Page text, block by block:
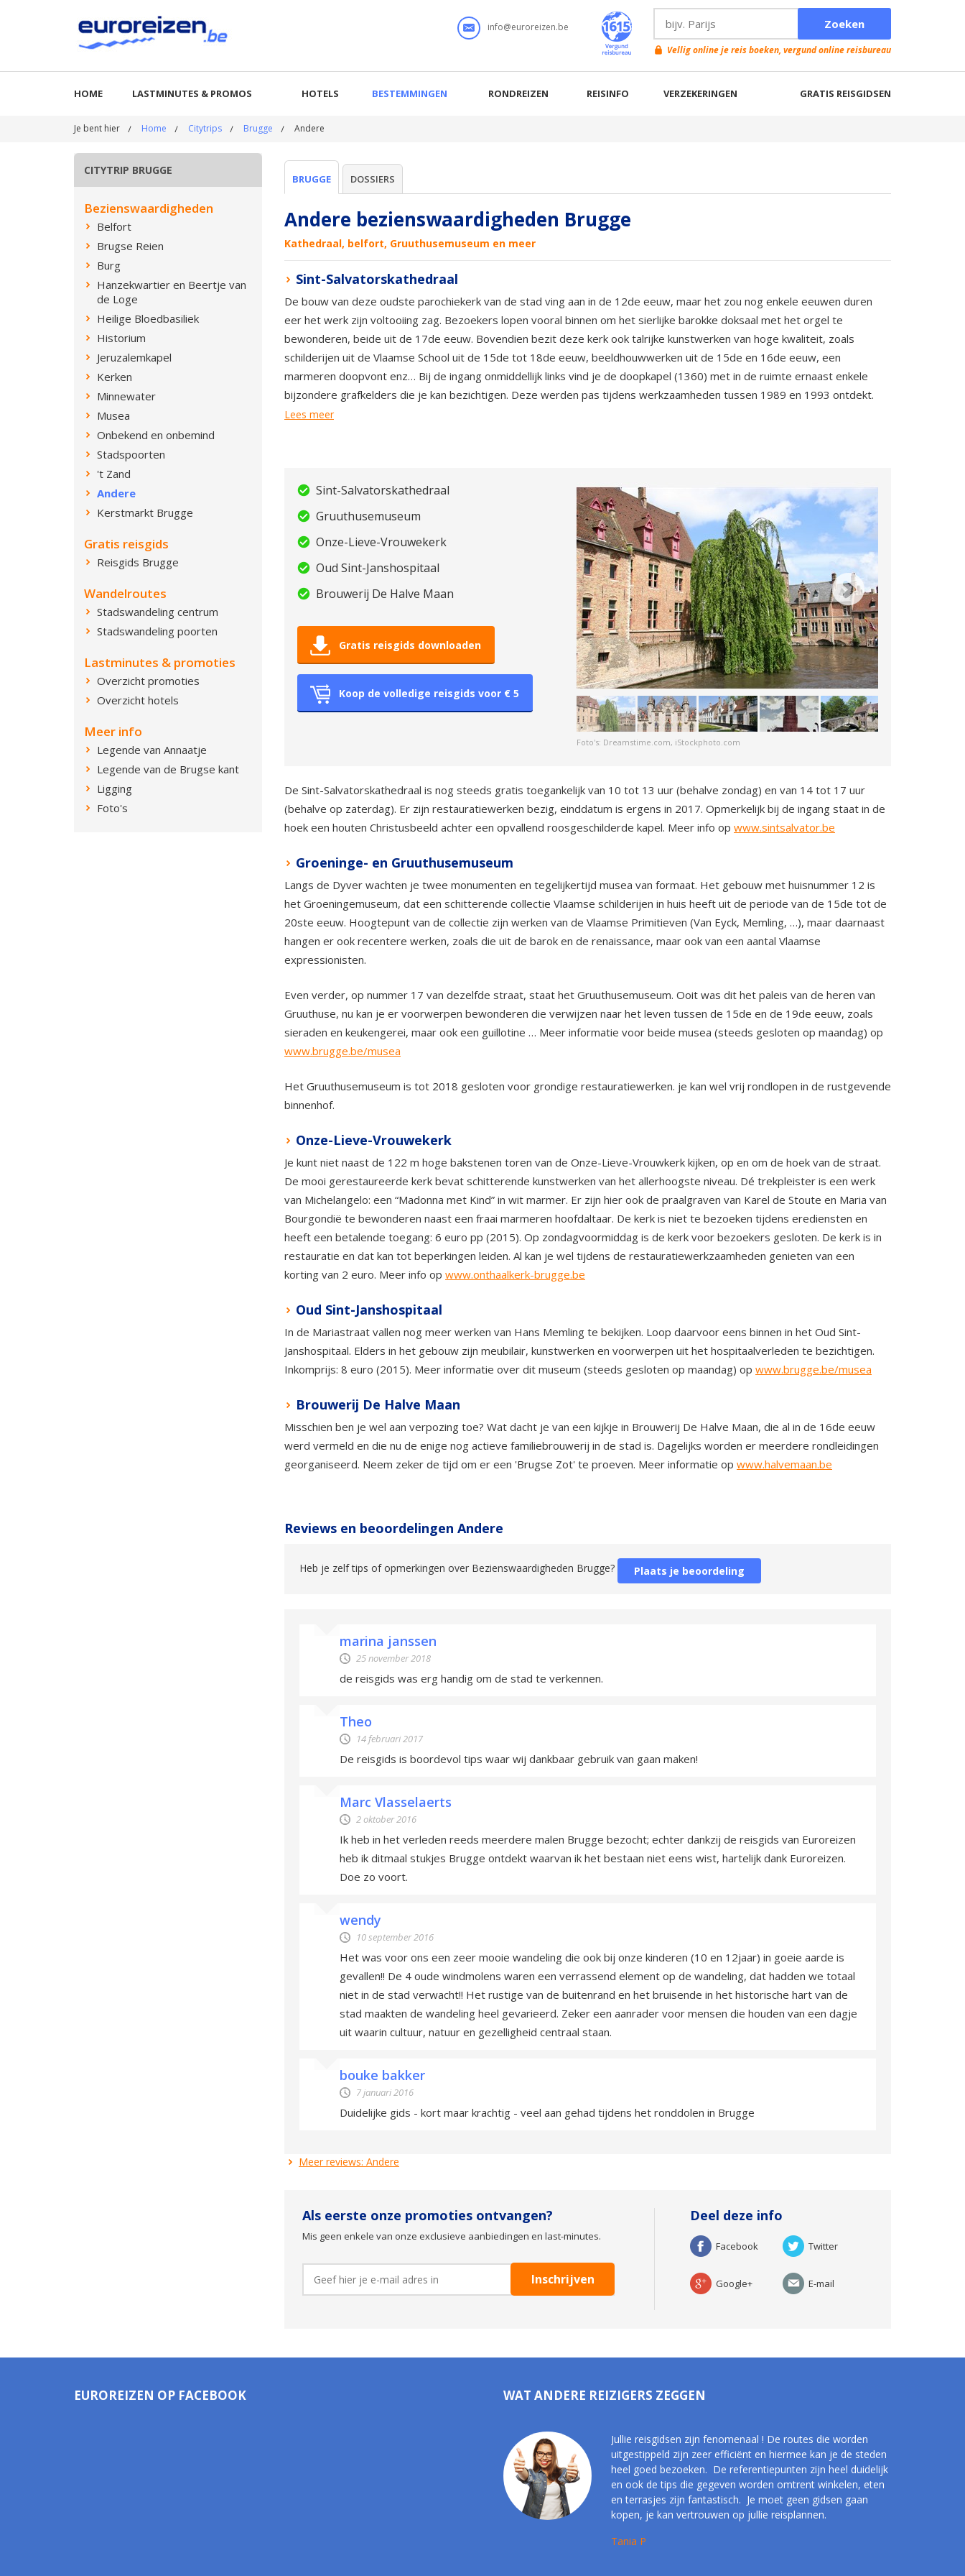
info@euroreizen.be
Vellig online je reis boeken, vergund online reisbureau
HOME LASTMINUTES & PROMOS HOTELS BESTEMMINGEN RONDREIZEN REISINFO VERZEKERINGEN GRATIS REISGIDSEN
Je bent hier Home Citytrips Brugge Andere
CITYTRIP BRUGGE
Bezienswaardigheden
Belfort
Brugse Reien
Burg
Hanzekwartier en Beertje van
de Loge
Heilige Bloedbasiliek
Historium
Jeruzalemkapel
Kerken
Minnewater
Musea
Onbekend en onbemind
Stadspoorten
't Zand
Andere
Kerstmarkt Brugge
Gratis reisgids
Reisgids Brugge
Wandelroutes
Stadswandeling centrum
Stadswandeling poorten
Lastminutes & promoties
Overzicht promoties
Overzicht hotels
Meer info
Legende van Annaatje
Legende van de Brugse kant
Ligging
Foto's
BRUGGE DOSSIERS
Andere bezienswaardigheden Brugge
Kathedraal, belfort, Gruuthusemuseum en meer
Sint-Salvatorskathedraal
De bouw van deze oudste parochiekerk van de stad ving aan in de 12de eeuw, maar het zou nog enkele eeuwen duren
eer het werk zijn voltooiing zag. Bezoekers lopen vooral binnen om het sierlijke barokke doksaal met het orgel te
bewonderen, beide uit de 17de eeuw. Bovendien bezit deze kerk ook talrijke kunstwerken van hoge kwaliteit, zoals
schilderijen uit de Vlaamse School uit de 15de tot 18de eeuw, beeldhouwwerken uit de 15de en 16de eeuw, een
marmeren doopvont enz… Bij de ingang onmiddellijk links vind je de doopkapel (1360) met in de ruimte ernaast enkele
bijzondere grafkelders die je kan bezichtigen. Deze werden pas tijdens werkzaamheden tussen 1989 en 1993 ontdekt.
Lees meer
Foto's: Dreamstime.com, iStockphoto.com
Sint-Salvatorskathedraal
Gruuthusemuseum
Onze-Lieve-Vrouwekerk
Oud Sint-Janshospitaal
Brouwerij De Halve Maan
Gratis reisgids downloaden
Koop de volledige reisgids voor € 5
De Sint-Salvatorskathedraal is nog steeds gratis toegankelijk van 10 tot 13 uur (behalve zondag) en van 14 tot 17 uur
(behalve op zaterdag). Er zijn restauratiewerken bezig, einddatum is ergens in 2017. Opmerkelijk bij de ingang staat in de
hoek een houten Christusbeeld achter een opvallend roosgeschilderde kapel. Meer info op www.sintsalvator.be
Groeninge- en Gruuthusemuseum
Langs de Dyver wachten je twee monumenten en tegelijkertijd musea van formaat. Het gebouw met huisnummer 12 is
het Groeningemuseum, dat een schitterende collectie Vlaamse schilderijen in huis heeft uit de periode van de 15de tot de
20ste eeuw. Hoogtepunt van de collectie zijn werken van de Vlaamse Primitieven (Van Eyck, Memling, …), maar daarnaast
hangen er ook recentere werken, zoals die uit de barok en de renaissance, maar ook van een aantal Vlaamse
expressionisten.
Even verder, op nummer 17 van dezelfde straat, staat het Gruuthusemuseum. Ooit was dit het paleis van de heren van
Gruuthuse, nu kan je er voorwerpen bewonderen die verwijzen naar het leven tussen de 15de en de 19de eeuw, zoals
sieraden en keukengerei, maar ook een guillotine … Meer informatie voor beide musea (steeds gesloten op maandag) op
www.brugge.be/musea
Het Gruuthusemuseum is tot 2018 gesloten voor grondige restauratiewerken. je kan wel vrij rondlopen in de rustgevende
binnenhof.
Onze-Lieve-Vrouwekerk
Je kunt niet naast de 122 m hoge bakstenen toren van de Onze-Lieve-Vrouwkerk kijken, op en om de hoek van de straat.
De mooi gerestaureerde kerk bevat schitterende kunstwerken van het allerhoogste niveau. Dé trekpleister is een werk
van Michelangelo: een “Madonna met Kind” in wit marmer. Er zijn hier ook de praalgraven van Karel de Stoute en Maria van
Bourgondië te bewonderen naast een fraai marmeren hoofdaltaar. De kerk is niet te bezoeken tijdens erediensten en
heeft een betalende toegang: 6 euro pp (2015). Op zondagvoormiddag is de kerk voor bezoekers gesloten. De kerk is in
restauratie en dat kan tot beperkingen leiden. Al kan je wel tijdens de restauratiewerkzaamheden genieten van een
korting van 2 euro. Meer info op www.onthaalkerk-brugge.be
Oud Sint-Janshospitaal
In de Mariastraat vallen nog meer werken van Hans Memling te bekijken. Loop daarvoor eens binnen in het Oud Sint-
Janshospitaal. Elders in het gebouw zijn meubilair, kunstwerken en voorwerpen uit het hospitaalverleden te bezichtigen.
Inkomprijs: 8 euro (2015). Meer informatie over dit museum (steeds gesloten op maandag) op www.brugge.be/musea
Brouwerij De Halve Maan
Misschien ben je wel aan verpozing toe? Wat dacht je van een kijkje in Brouwerij De Halve Maan, die al in de 16de eeuw
werd vermeld en die nu de enige nog actieve familiebrouwerij in de stad is. Dagelijks worden er meerdere rondleidingen
georganiseerd. Neem zeker de tijd om er een 'Brugse Zot' te proeven. Meer informatie op www.halvemaan.be
Reviews en beoordelingen Andere
Heb je zelf tips of opmerkingen over Bezienswaardigheden Brugge? Plaats je beoordeling
marina janssen
25 november 2018
de reisgids was erg handig om de stad te verkennen.
Theo
14 februari 2017
De reisgids is boordevol tips waar wij dankbaar gebruik van gaan maken!
Marc Vlasselaerts
2 oktober 2016
Ik heb in het verleden reeds meerdere malen Brugge bezocht; echter dankzij de reisgids van Euroreizen
heb ik ditmaal stukjes Brugge ontdekt waarvan ik het bestaan niet eens wist, hartelijk dank Euroreizen.
Doe zo voort.
wendy
10 september 2016
Het was voor ons een zeer mooie wandeling die ook bij onze kinderen (10 en 12jaar) in goeie aarde is
gevallen!! De 4 oude windmolens waren een verrassend element op de wandeling, dat hadden we totaal
niet in de stad verwacht!! Het rustige van de buitenrand en het bruisende in het historische hart van de
stad maakten de wandeling heel gevarieerd. Zeker een aanrader voor mensen die houden van een dagje
uit waarin cultuur, natuur en gezelligheid centraal staan.
bouke bakker
7 januari 2016
Duidelijke gids - kort maar krachtig - veel aan gehad tijdens het ronddolen in Brugge
Meer reviews: Andere
Als eerste onze promoties ontvangen?
Mis geen enkele van onze exclusieve aanbiedingen en last-minutes.
Deel deze info
Facebook Twitter
Google+ E-mail
EUROREIZEN OP FACEBOOK WAT ANDERE REIZIGERS ZEGGEN
Jullie reisgidsen zijn fenomenaal ! De routes die worden
uitgestippeld zijn zeer efficiënt en hiermee kan je de steden
heel goed bezoeken. De referentiepunten zijn heel duidelijk
en ook de tips die gegeven worden omtrent winkelen, eten
en terrasjes zijn fantastisch. Je moet geen gidsen gaan
kopen, je kan vertrouwen op jullie reisplannen.
Tania P